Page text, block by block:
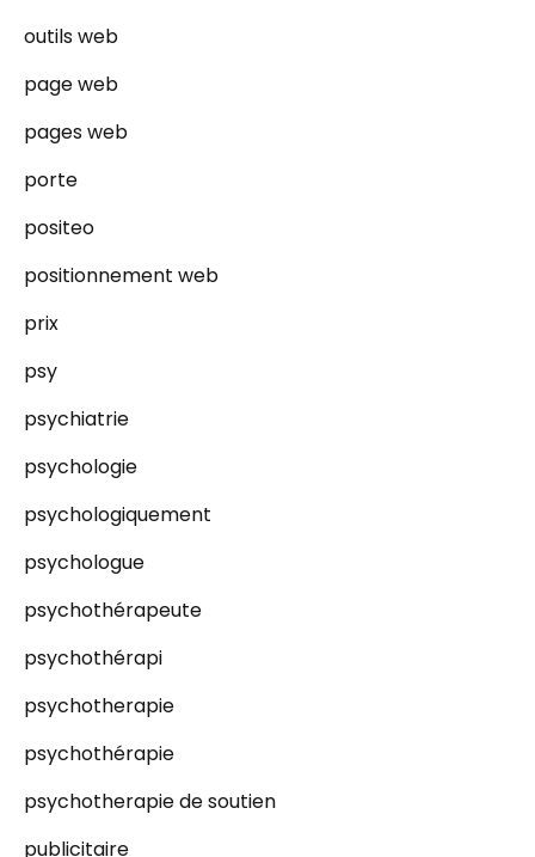
outils web
page web
pages web
porte
positeo
positionnement web
prix
psy
psychiatrie
psychologie
psychologiquement
psychologue
psychothérapeute
psychothérapi
psychotherapie
psychothérapie
psychotherapie de soutien
publicitaire